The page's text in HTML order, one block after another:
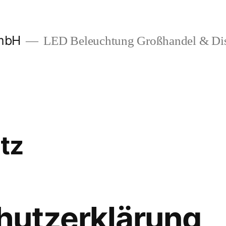
LED Beleuchtung Großhandel &